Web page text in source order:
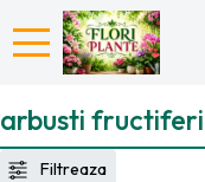
arbusti fructiferi
Filtreaza